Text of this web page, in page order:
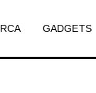
GADGETS